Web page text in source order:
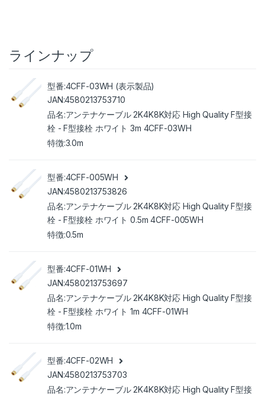
ラインナップ
4CFF-03WH (表示製品)
4580213753710
アンテナケーブル 2K4K8K対応 High Quality F型接
栓 - F型接栓 ホワイト 3m 4CFF-03WH
3.0m
4CFF-005WH
4580213753826
アンテナケーブル 2K4K8K対応 High Quality F型接
栓 - F型接栓 ホワイト 0.5m 4CFF-005WH
0.5m
4CFF-01WH
4580213753697
アンテナケーブル 2K4K8K対応 High Quality F型接
栓 - F型接栓 ホワイト 1m 4CFF-01WH
1.0m
4CFF-02WH
4580213753703
アンテナケーブル 2K4K8K対応 High Quality F型接